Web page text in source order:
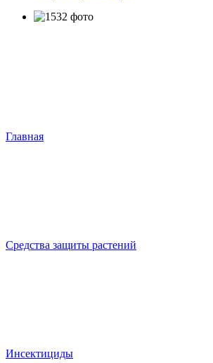
Главная
Средства защиты растений
Инсектициды